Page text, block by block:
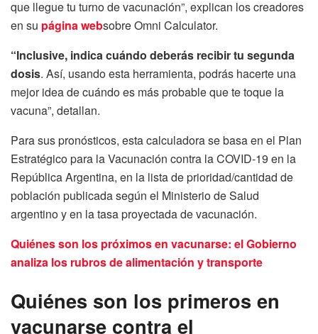
que llegue tu turno de vacunación”, explican los creadores
en su página websobre Omni Calculator.
“Inclusive, indica cuándo deberás recibir tu segunda
dosis. Así, usando esta herramienta, podrás hacerte una
mejor idea de cuándo es más probable que te toque la
vacuna”, detallan.
Para sus pronósticos, esta calculadora se basa en el Plan
Estratégico para la Vacunación contra la COVID-19 en la
República Argentina, en la lista de prioridad/cantidad de
población publicada según el Ministerio de Salud
argentino y en la tasa proyectada de vacunación.
Quiénes son los próximos en vacunarse: el Gobierno
analiza los rubros de alimentación y transporte
Quiénes son los primeros en
vacunarse contra el